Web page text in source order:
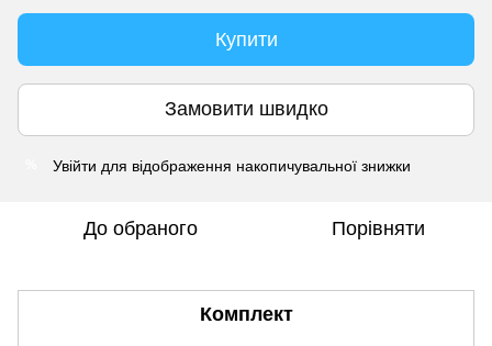
Купити
Замовити швидко
Увійти для відображення накопичувальної знижки
До обраного Порівняти
Комплект